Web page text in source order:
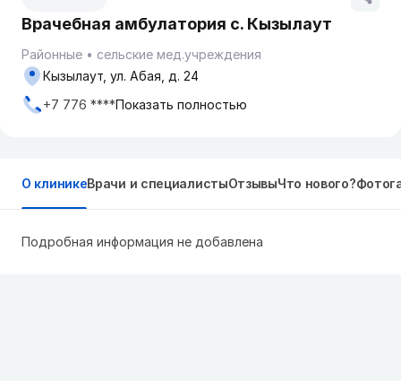
Врачебная амбулатория с. Кызылаут
Районные
сельские мед.учреждения
Кызылаут, ул. Абая, д. 24
+7 776 ****Показать полностью
О клиникеВрачи и специалистыОтзывыЧто нового?
Подробная информация не добавлена